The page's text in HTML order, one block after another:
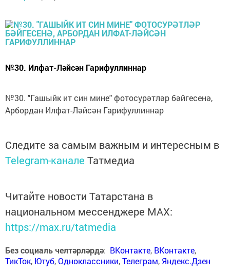
№30. Илфат-Ләйсән Гарифуллиннар
№30. "Гашыйк ит син мине" фотосурәтләр бәйгесенә,
Арбордан Илфат-Ләйсән Гарифуллиннар
Следите за самым важным и интересным в
Telegram-канале Татмедиа
Читайте новости Татарстана в
национальном мессенджере MАХ:
https://max.ru/tatmedia
Без социаль челтәрләрдә: ВКонтакте, ВКонтакте,
ТикТок, Ютуб,Одноклассники,Телеграм, Яндекс.Дзен